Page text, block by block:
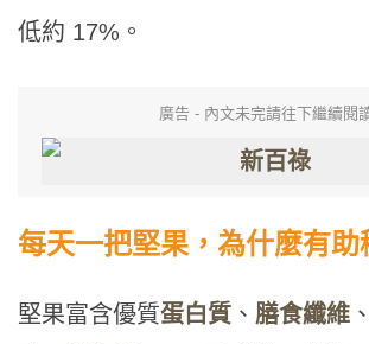
低約 17%。
廣告 - 內文未完請往下繼續閱
每天一把堅果，為什麼有助
堅果富含優質蛋白質 、 膳食纖維